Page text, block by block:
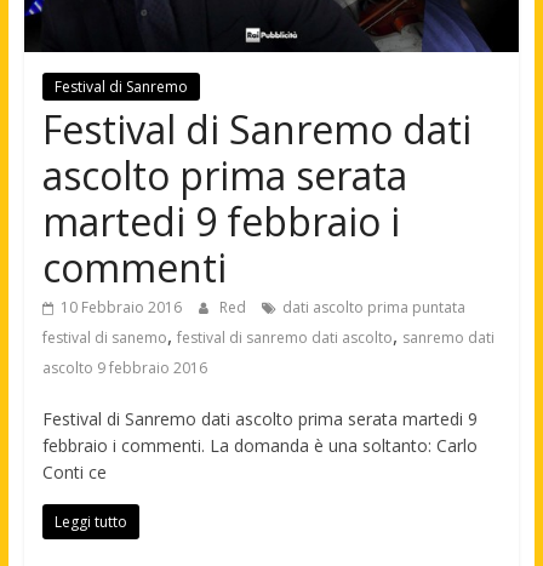
Festival di Sanremo
Festival di Sanremo dati
ascolto prima serata
martedi 9 febbraio i
commenti
10 Febbraio 2016 Red
dati ascolto prima puntata
festival di sanemo, festival di sanremo dati ascolto, sanremo dati
ascolto 9 febbraio 2016
Festival di Sanremo dati ascolto prima serata martedi 9
febbraio i commenti. La domanda è una soltanto: Carlo
Conti ce
Leggi tutto